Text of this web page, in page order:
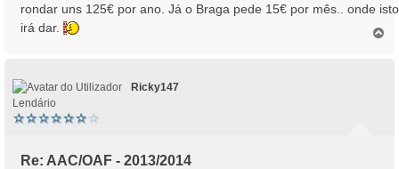
rondar uns 125€ por ano. Já o Braga pede 15€ por mês.. onde isto
irá dar.
Ricky147
Lendário
Re: AAC/OAF - 2013/2014